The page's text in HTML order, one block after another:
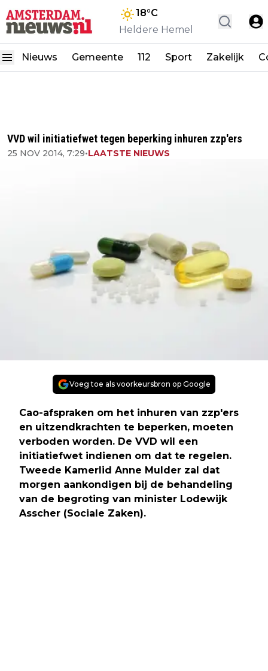
18°C
Heldere Hemel
Nieuws Gemeente 112 Sport Zakelijk
VVD wil initiatiefwet tegen beperking inhuren zzp'ers
25 NOV 2014, 7:29•LAATSTE NIEUWS
Voeg toe als voorkeursbron op Google
Cao-afspraken om het inhuren van zzp'ers
en uitzendkrachten te beperken, moeten
verboden worden. De VVD wil een
initiatiefwet indienen om dat te regelen.
Tweede Kamerlid Anne Mulder zal dat
morgen aankondigen bij de behandeling
van de begroting van minister Lodewijk
Asscher (Sociale Zaken).